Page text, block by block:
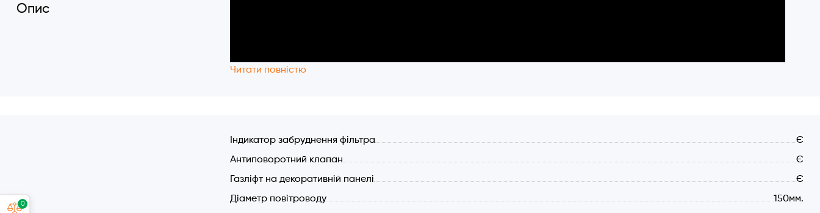
0
Опис
Читати повністю
Індикатор забруднення фільтра
Є
Антиповоротний клапан
Є
Газліфт на декоративній панелі
Є
Діаметр повітроводу
150мм.